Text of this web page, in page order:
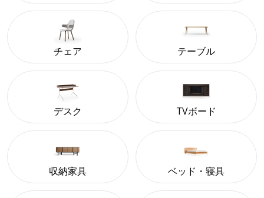
チェア テーブル
デスク TVボード
収納家具 ベッド・寝具